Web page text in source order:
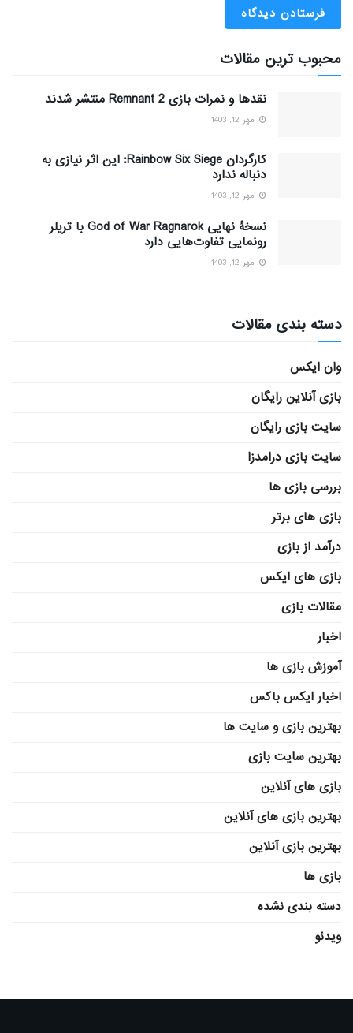
محبوب ترین مقالات
نقدها و نمرات بازی Remnant 2 منتشر شدند
مهر 12, 1403
کارگردان Rainbow Six Siege: این اثر نیازی به
دنباله ندارد
مهر 12, 1403
نسخۀ نهایی God of War Ragnarok با تریلر
رونمایی تفاوت‌هایی دارد
مهر 12, 1403
دسته بندی مقالات
وان ایکس
بازی آنلاین رایگان
سایت بازی رایگان
سایت بازی درامدزا
بررسی بازی ها
بازی های برتر
درآمد از بازی
بازی های ایکس
مقالات بازی
اخبار
آموزش بازی ها
اخبار ایکس باکس
بهترین بازی و سایت ها
بهترین سایت بازی
بازی های آنلاین
بهترین بازی های آنلاین
بهترین بازی آنلاین
بازی ها
دسته بندی نشده
ویدئو